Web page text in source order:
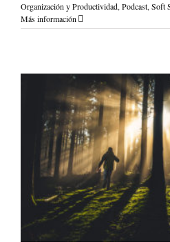
Organización y Productividad,Podcast,Soft
Más información